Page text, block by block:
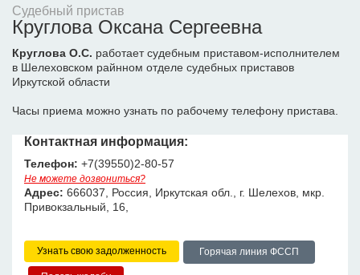
Судебный пристав
Круглова Оксана Сергеевна
Круглова О.С. работает судебным приставом-исполнителем
в Шелеховском райнном отделе судебных приставов
Иркутской области
Часы приема можно узнать по рабочему телефону пристава.
Контактная информация:
Телефон: +7(39550)2-80-57
Не можете дозвониться?
Адрес: 666037, Россия, Иркутская обл., г. Шелехов, мкр.
Привокзальный, 16,
Узнать свою задолженность Горячая линия ФССП